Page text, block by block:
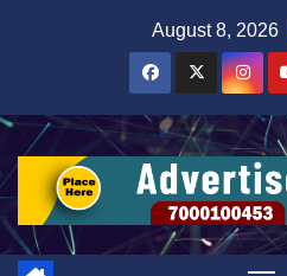
August 8, 2026